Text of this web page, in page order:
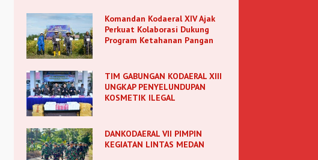
Komandan Kodaeral XIV Ajak
Perkuat Kolaborasi Dukung
Program Ketahanan Pangan
TIM GABUNGAN KODAERAL XIII
UNGKAP PENYELUNDUPAN
KOSMETIK ILEGAL
DANKODAERAL VII PIMPIN
KEGIATAN LINTAS MEDAN